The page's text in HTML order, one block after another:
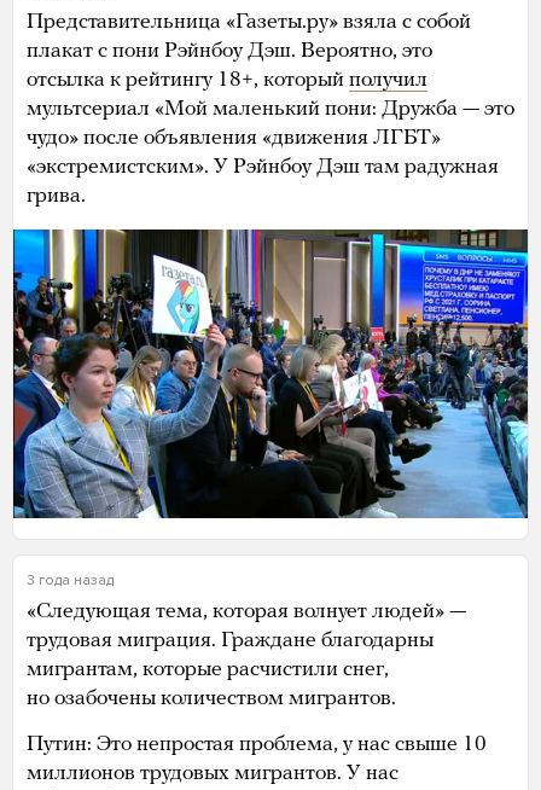
Представительница «Газеты.ру» взяла с собой
плакат с пони Рэйнбоу Дэш. Вероятно, это
отсылка к рейтингу 18+, который получил
мультсериал «Мой маленький пони: Дружба — это
чудо» после объявления «движения ЛГБТ»
«экстремистским». У Рэйнбоу Дэш там радужная
грива.
3 года назад
«Следующая тема, которая волнует людей» —
трудовая миграция. Граждане благодарны
мигрантам, которые расчистили снег,
но озабочены количеством мигрантов.
Путин: Это непростая проблема, у нас свыше 10
миллионов трудовых мигрантов. У нас